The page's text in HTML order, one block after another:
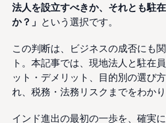
法人を設立すべきか、それとも駐
か？」 という選択です。
この判断は、ビジネスの成否にも
ト。本記事では、現地法人と駐在
ット・デメリット、目的別の選び
れ、税務・法務リスクまでをわかり
インド進出の最初の一歩を、確実